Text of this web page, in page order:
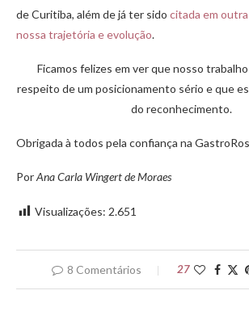
de Curitiba, além de já ter sido citada em
nossa trajetória e evolução.
Ficamos felizes em ver que nosso
respeito de um posicionamento sério e que
do reconhecimento.
Obrigada à todos pela confiança na
PorAna Carla Wingert de Moraes
Visualizações: 2.651
8 Comentários 27